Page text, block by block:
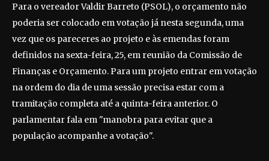
Para o vereador Valdir Barreto (PSOL), o orçamento não
poderia ser colocado em votação já nesta segunda, uma
vez que os pareceres ao projeto e às emendas foram
definidos na sexta-feira, 25, em reunião da Comissão de
Finanças e Orçamento. Para um projeto entrar em votação
na ordem do dia de uma sessão precisa estar com a
tramitação completa até a quinta-feira anterior. O
parlamentar fala em "manobra para evitar que a
população acompanhe a votação".